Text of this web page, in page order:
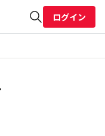
ログイン